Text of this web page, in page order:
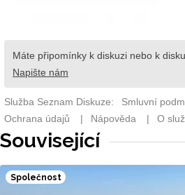
Související
Společnost